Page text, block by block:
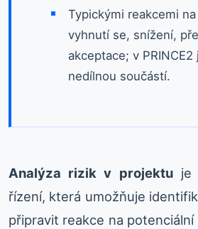
Typickými reakcemi
vyhnutí se, snížení,
akceptace; v
nedílnou součástí.
Analýza rizik v projektuje
řízení, která umožňuje
připravit reakce na